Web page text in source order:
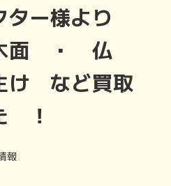
ー様より
面 ・ 仏
など買取
！
報